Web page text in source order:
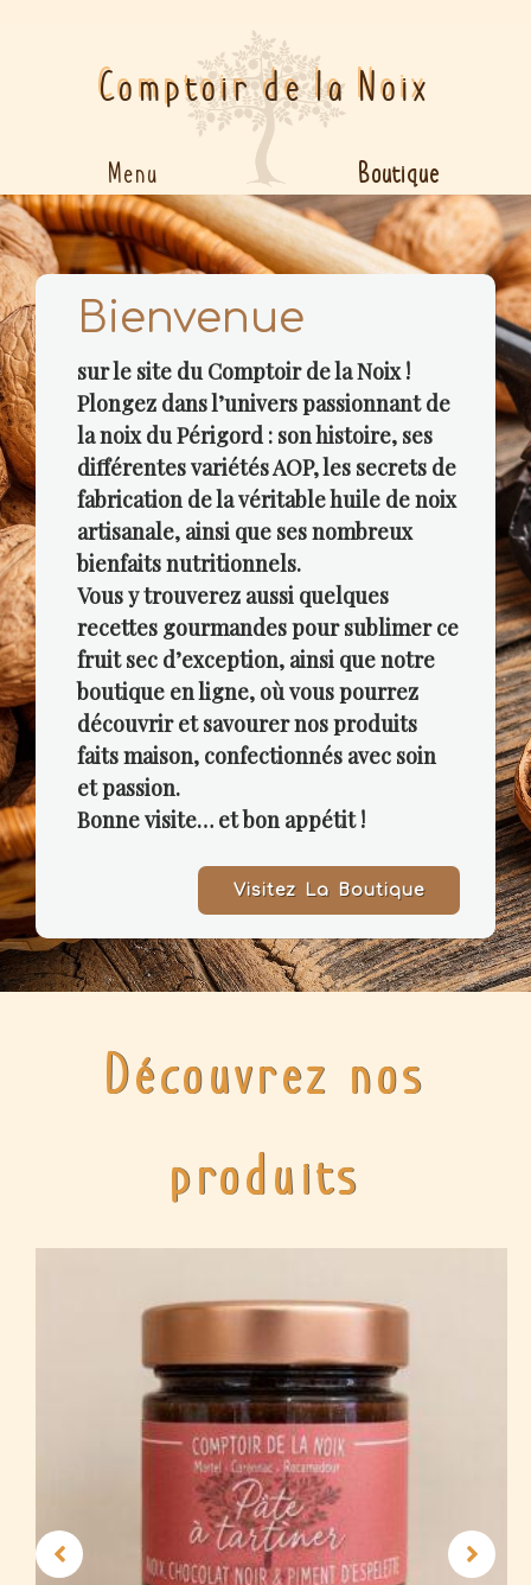
Comptoir de la Noix
Menu Boutique
Bienvenue
sur le site du Comptoir de la Noix !
Plongez dans l’univers passionnant de
la noix du Périgord : son histoire, ses
différentes variétés AOP, les secrets de
fabrication de la véritable huile de noix
artisanale, ainsi que ses nombreux
bienfaits nutritionnels.
Vous y trouverez aussi quelques
recettes gourmandes pour sublimer ce
fruit sec d’exception, ainsi que notre
boutique en ligne, où vous pourrez
découvrir et savourer nos produits
faits maison, confectionnés avec soin
et passion.
Bonne visite… et bon appétit !
Visitez La Boutique
Découvrez nos
produits